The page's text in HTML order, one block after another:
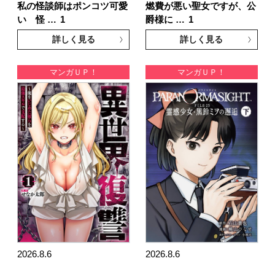
私の怪談師はポンコツ可愛
い 怪 … 1
詳しく見る
燃費が悪い聖女ですが、公
爵様に … 1
詳しく見る
マンガＵＰ！
2026.8.6
マンガＵＰ！
2026.8.6